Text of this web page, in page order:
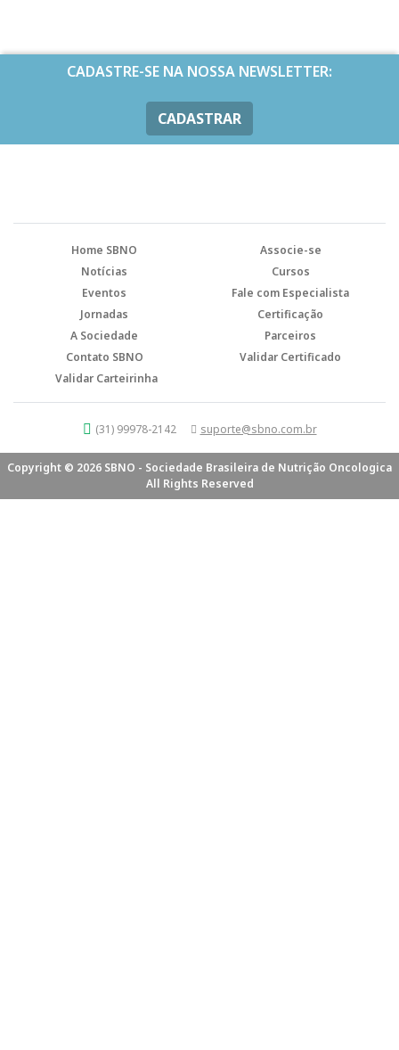
CADASTRE-SE NA NOSSA NEWSLETTER:
CADASTRAR
Home SBNO
Associe-se
Notícias
Cursos
Eventos
Fale com Especialista
Jornadas
Certificação
A Sociedade
Parceiros
Contato SBNO
Validar Certificado
Validar Carteirinha
(31) 99978-2142 suporte@sbno.com.br
Copyright © 2026 SBNO - Sociedade Brasileira de Nutrição Oncologica
All Rights Reserved